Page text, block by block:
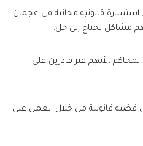
استشارة قانونية مجانية في عجمان.
مشاكل تحتاج إلى حل.
،لأنهم غير قادرين على
قضية قانونية من خلال العمل على